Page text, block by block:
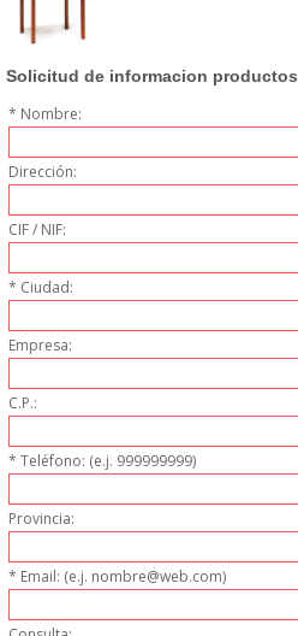
REFORMAS Y PROYECTOS
SERVICIO TECNICO
COMPLEMENTOS DE BA�O
COMPLEMENTOS DE MESA
CRISTALERIA
Solicitud de informacion productos
* Nombre:
Dirección:
CIF / NIF:
* Ciudad:
Empresa:
C.P.:
* Teléfono: (e.j. 999999999)
Provincia:
* Email: (e.j. nombre@web.com)